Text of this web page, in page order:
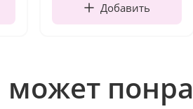
Добавить